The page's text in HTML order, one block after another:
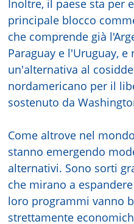
Inoltre, il paese sta per
principale blocco
che comprende già
Paraguay e l'Uruguay, e
un'alternativa al
nordamericano per il
sostenuto da
Come altrove nel
stanno emergendo
alternativi. Sono sorti
che mirano a
loro programmi vanno
strettamente